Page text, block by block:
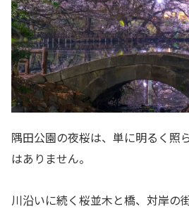
隅田公園の夜桜は、単に明るく照
はありません。
川沿いに続く桜並木と橋、対岸の